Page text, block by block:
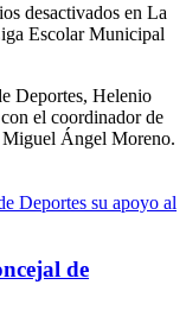
desactivados en La
Escolar Municipal
Deportes, Helenio
el coordinador de
Miguel Ángel Moreno.
de